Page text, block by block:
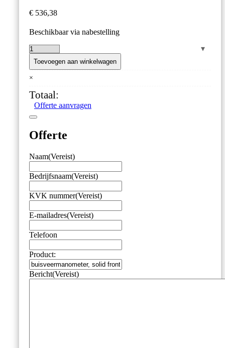
€ 536,38
Beschikbaar via nabestelling
buisveermanometer,
solid
front,
vloeistofgedempt,
mm,
-1/0
bar,
G1/2,
aantal
Toevoegen aan winkelwagen
×
Totaal:
Offerte aanvragen
Offerte
Naam(Vereist)
Bedrijfsnaam(Vereist)
KVK nummer(Vereist)
E-mailadres(Vereist)
Telefoon
Product:
Bericht(Vereist)